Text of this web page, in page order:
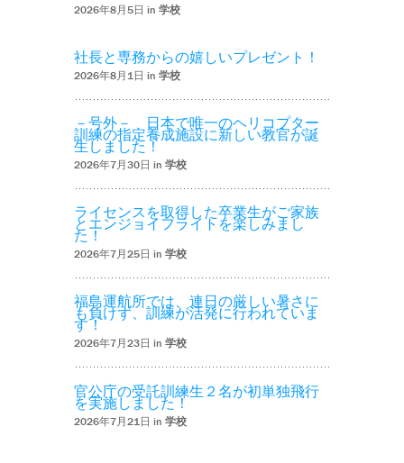
2026年8月5日 in 学校
社長と専務からの嬉しいプレゼント！
2026年8月1日 in 学校
－号外－ 日本で唯一のヘリコプター
訓練の指定養成施設に新しい教官が誕
生しました！
2026年7月30日 in 学校
ライセンスを取得した卒業生がご家族
とエンジョイフライトを楽しみまし
た！
2026年7月25日 in 学校
福島運航所では、連日の厳しい暑さに
も負けず、訓練が活発に行われていま
す！
2026年7月23日 in 学校
官公庁の受託訓練生２名が初単独飛行
を実施しました！
2026年7月21日 in 学校